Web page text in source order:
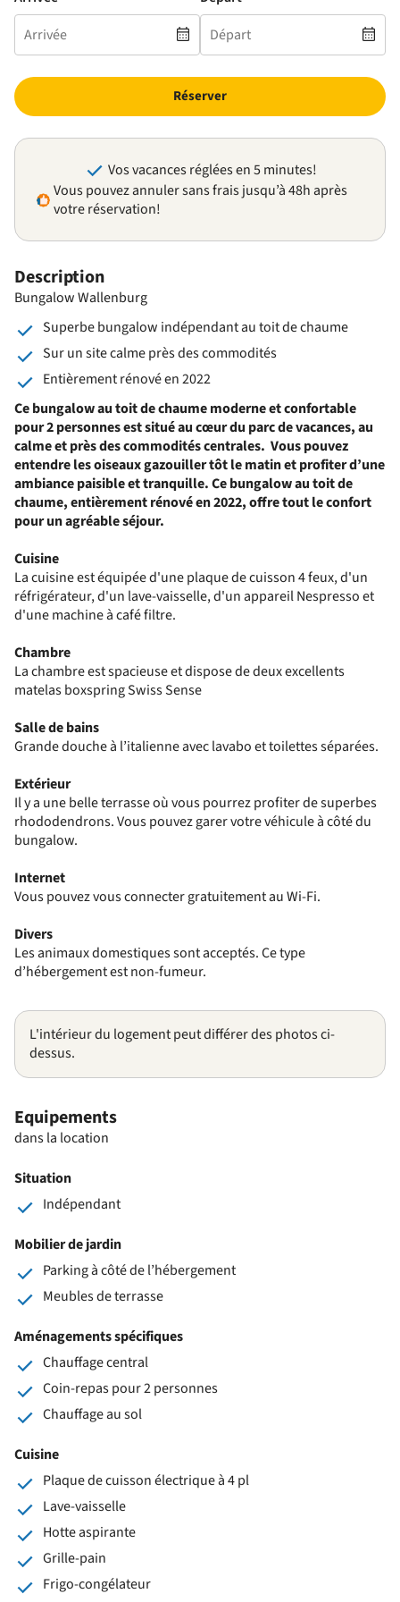
Description
Bungalow Wallenburg
Superbe bungalow indépendant au toit de chaume
Sur un site calme près des commodités
Entièrement rénové en 2022
Ce bungalow au toit de chaume moderne et confortable
pour 2 personnes est situé au cœur du parc de vacances, au
calme et près des commodités centrales. Vous pouvez
entendre les oiseaux gazouiller tôt le matin et profiter d’une
ambiance paisible et tranquille.Ce bungalow au toit de
chaume, entièrement rénové en 2022, offre tout le confort
pour un agréable séjour.
Cuisine
La cuisine est équipée d'une plaque de cuisson 4 feux, d'un
réfrigérateur, d'un lave-vaisselle, d'un appareil Nespresso et
d'une machine à café filtre.
Chambre
La chambre est spacieuse et dispose de deux excellents
matelas boxspring Swiss Sense
Salle de bains
Grande douche à l’italienne avec lavabo et toilettes séparées.
Extérieur
Il y a une belle terrasse où vous pourrez profiter de superbes
rhododendrons. Vous pouvez garer votre véhicule à côté du
bungalow.
Internet
Vous pouvez vous connecter gratuitement au Wi-Fi.
Divers
Les animaux domestiques sont acceptés. Ce type
d’hébergement est non-fumeur.
L'intérieur du logement peut différer des photos ci-
dessus.
Réserver
Vos vacances réglées en 5 minutes!
Vous pouvez annuler sans frais jusqu’à 48h après
votre réservation!
Equipements
dans la location
Situation
Indépendant
Mobilier de jardin
Parking à côté de l’hébergement
Meubles de terrasse
Aménagements spécifiques
Chauffage central
Coin-repas pour 2 personnes
Chauffage au sol
Cuisine
Plaque de cuisson électrique à 4 pl
Lave-vaisselle
Hotte aspirante
Grille-pain
Frigo-congélateur